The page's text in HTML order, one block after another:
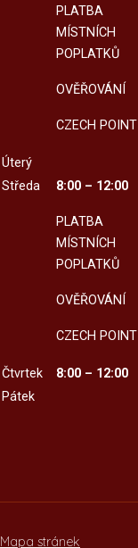
PLATBA
MÍSTNÍCH
POPLATKŮ
OVĚŘOVÁNÍ
CZECH POINT
Úterý
Středa
8:00 – 12:00
PLATBA
MÍSTNÍCH
POPLATKŮ
OVĚŘOVÁNÍ
CZECH POINT
Čtvrtek
8:00 – 12:00
Pátek
Mapa stránek